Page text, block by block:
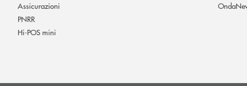
Assicurazioni
PNRR
Hi-POS mini